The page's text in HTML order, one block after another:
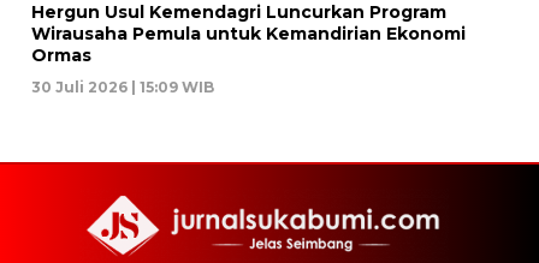
Hergun Usul Kemendagri Luncurkan Program
Wirausaha Pemula untuk Kemandirian Ekonomi
Ormas
30 Juli 2026 | 15:09 WIB